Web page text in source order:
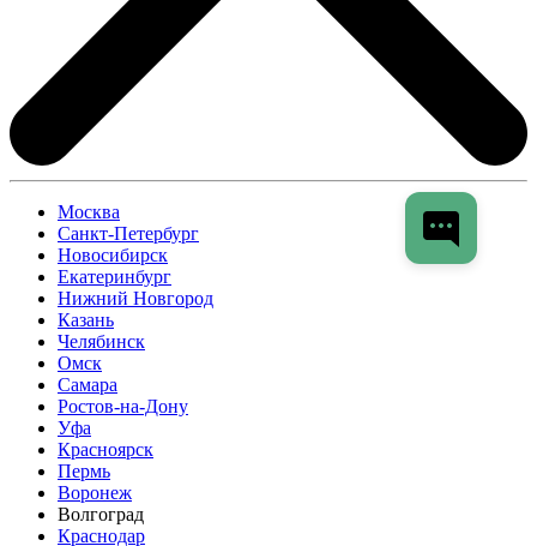
Москва
Санкт-Петербург
Новосибирск
Екатеринбург
Нижний Новгород
Казань
Челябинск
Омск
Самара
Ростов-на-Дону
Уфа
Красноярск
Пермь
Воронеж
Волгоград
Краснодар